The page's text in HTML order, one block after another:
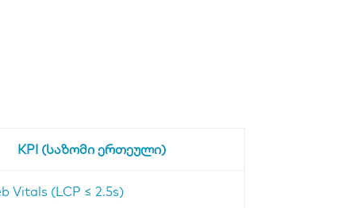
KPI (საზომი ერთეული)
Vitals (LCP ≤ 2.5s)